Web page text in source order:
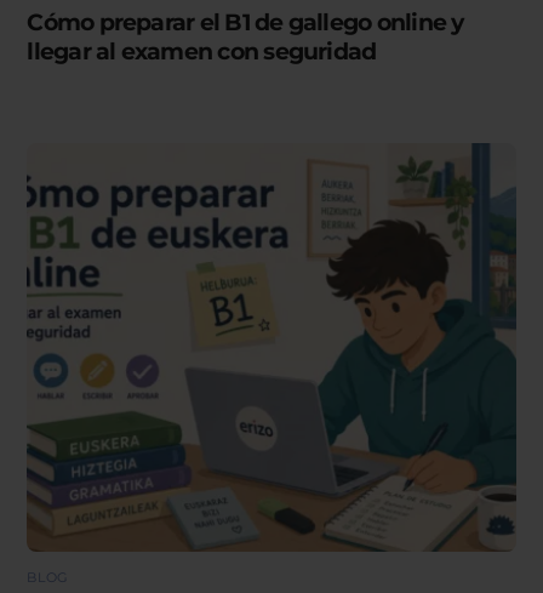
Cómo preparar el B1 de gallego online y
llegar al examen con seguridad
BLOG